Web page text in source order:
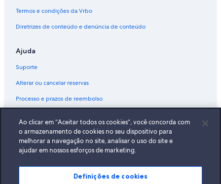
Termos e condições da Vrbo
Diretrizes de conteúdo e denúncia de conteúdo
Ajuda
Suporte
Alterar ou cancelar reservas
Processo e prazos de reembolso
Documentos para viagens internacionais
A Expedia, Inc. não se responsabiliza pelo conteúdo dos sites externos.
Ao clicar em “Aceitar todos os cookies”, você concorda com
o armazenamento de cookies no seu dispositivo para
melhorar a navegação no site, analisar o uso do site e
ajudar em nossos esforços de marketing.
Definições de cookies